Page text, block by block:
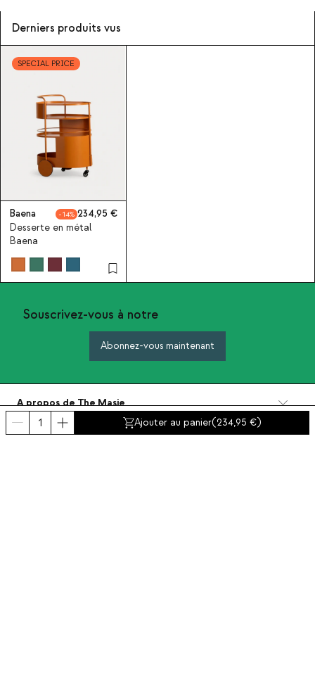
Ajouter au panier(234,95 )
Derniers produits vus
SPECIAL PRICE
Baena 14
234,95
Desserte en métal
Baena
Souscrivez-vous à notre
Abonnez-vous maintenant
A propos de The Masie
Catégories
Contact et aide